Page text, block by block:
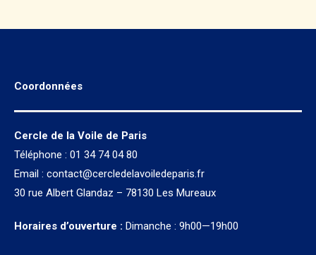
Coordonnées
Cercle de la Voile de Paris
Téléphone : 01 34 74 04 80
Email : contact@cercledelavoiledeparis.fr
30 rue Albert Glandaz – 78130 Les Mureaux
Horaires d’ouverture : Dimanche : 9h00—19h00